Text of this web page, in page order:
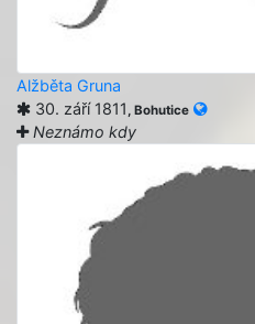
Alžběta Gruna
30. září 1811 , Bohutice
Neznámo kdy